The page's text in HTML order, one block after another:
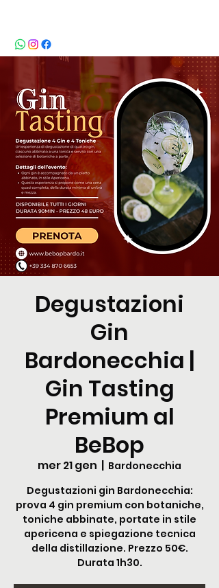
Degustazioni
Gin
Bardonecchia |
Gin Tasting
Premium al
BeBop
mer 21 gen
  |
Bardonecchia
Degustazioni gin Bardonecchia:
prova 4 gin premium con botaniche,
toniche abbinate, portate in stile
apericena e spiegazione tecnica
della distillazione. Prezzo 50€.
Durata 1h30.